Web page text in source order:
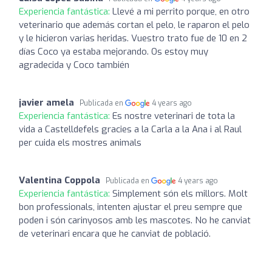
Experiencia fantástica: Llevé a mi perrito porque, en otro
veterinario que además cortan el pelo, le raparon el pelo
y le hicieron varias heridas. Vuestro trato fue de 10 en 2
días Coco ya estaba mejorando. Os estoy muy
agradecida y Coco también
javier amela Publicada en 4 years ago
Experiencia fantástica: Es nostre veterinari de tota la
vida a Castelldefels gracies a la Carla a la Ana i al Raul
per cuida els mostres animals
Valentina Coppola Publicada en 4 years ago
Experiencia fantástica: Simplement són els millors. Molt
bon professionals, intenten ajustar el preu sempre que
poden i són carinyosos amb les mascotes. No he canviat
de veterinari encara que he canviat de població.